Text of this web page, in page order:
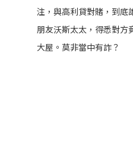
注，與高利貸對賭，到底
朋友沃斯太太，得悉對方
大屋。莫非當中有詐？